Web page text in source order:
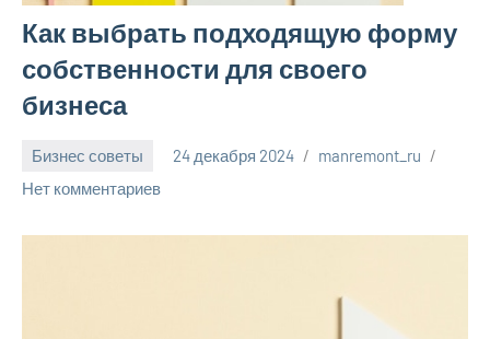
Как выбрать подходящую форму
собственности для своего
бизнеса
Бизнес советы 24 декабря 2024
manremont_ru
Нет комментариев